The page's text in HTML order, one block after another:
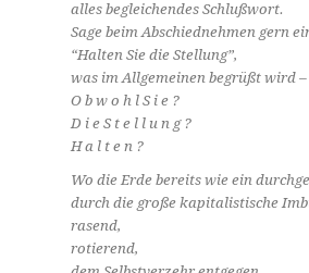
alles begleichendes Schlußwort.
Sage beim Abschiednehmen gern
“Halten Sie die Stellung”,
was im Allgemeinen begrüßt wird –
O b w o h l S i e ?
D i e S t e l l u n g ?
H a l t e n ?
Wo die Erde bereits wie ein
durch die große kapitalistische
rasend,
rotierend,